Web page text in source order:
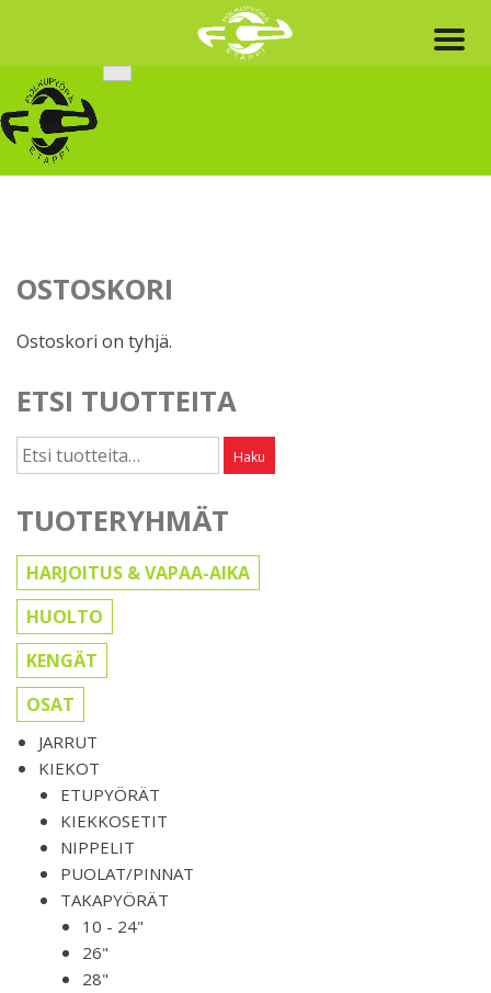
content
OSTOSKORI
Ostoskori on tyhjä.
ETSI TUOTTEITA
Etsi: Haku
TUOTERYHMÄT
HARJOITUS & VAPAA-AIKA
HUOLTO
KENGÄT
OSAT
JARRUT
KIEKOT
ETUPYÖRÄT
KIEKKOSETIT
NIPPELIT
PUOLAT/PINNAT
TAKAPYÖRÄT
10 - 24"
26"
28"